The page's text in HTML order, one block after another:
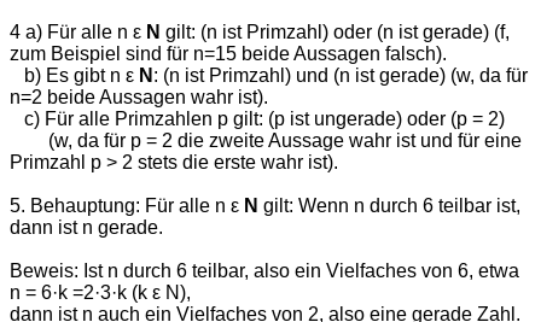
4 a) Für alle n ε N gilt: (n ist Primzahl) oder (n ist gerade) (f,
zum Beispiel sind für n=15 beide Aussagen falsch).
b) Es gibt n ε N : (n ist Primzahl) und (n ist gerade) (w, da für
n=2 beide Aussagen wahr ist).
c) Für alle Primzahlen p gilt: (p ist ungerade) oder (p = 2)
(w, da für p = 2 die zweite Aussage wahr ist und für eine
Primzahl p > 2 stets die erste wahr ist).
5. Behauptung: Für alle n ε N gilt: Wenn n durch 6 teilbar ist,
dann ist n gerade.
Beweis: Ist n durch 6 teilbar, also ein Vielfaches von 6, etwa
n = 6·k =2·3·k (k ε N),
dann ist n auch ein Vielfaches von 2, also eine gerade Zahl.